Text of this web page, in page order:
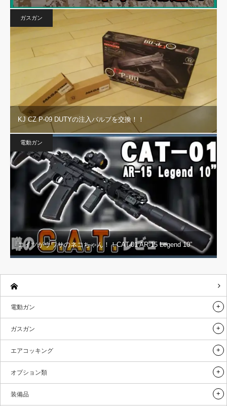
ガスガン
KJ CZ P-09 DUTYの注入バルブを交換！！
電動ガン
コイツがウワサのネコちゃん！！CAT-01 AR-15 Legend 10”
電動ガン
ガスガン
エアコッキング
オプション類
装備品